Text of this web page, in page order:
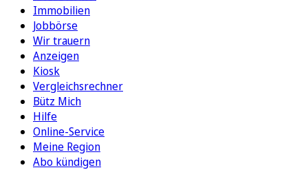
Immobilien
Jobbörse
Wir trauern
Anzeigen
Kiosk
Vergleichsrechner
Bütz Mich
Hilfe
Online-Service
Meine Region
Abo kündigen